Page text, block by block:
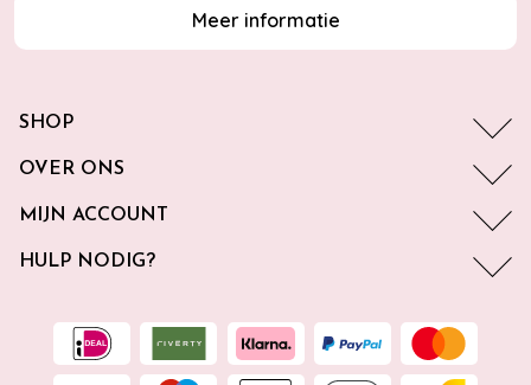
Meer informatie
SHOP
OVER ONS
MIJN ACCOUNT
HULP NODIG?